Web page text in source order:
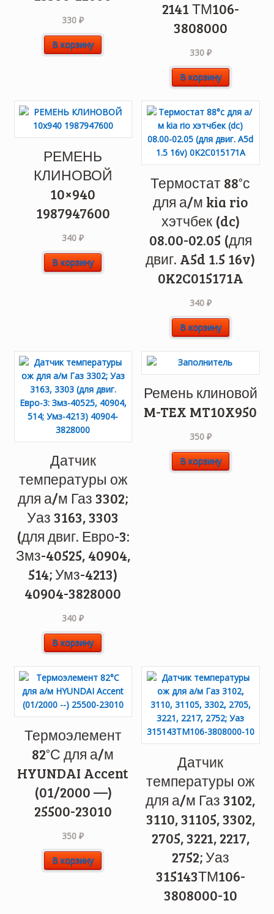
330₽
В корзину
2141 ТМ106-
3808000
330 ₽
В корзину
РЕМЕНЬ
КЛИНОВОЙ
10×940
1987947600
340₽
В корзину
Термостат 88°с
для а/м kia rio
хэтчбек (dc)
08.00-02.05 (для
двиг. A5d 1.5 16v)
0K2C015171A
340 ₽
В корзину
Датчик
температуры ож
для а/м Газ 3302;
Уаз 3163, 3303
(для двиг. Евро-3:
Змз-40525, 40904,
514; Умз-4213)
40904-3828000
340₽
В корзину
Ремень клиновой
M-TEX MT10X950
350 ₽
В корзину
Термоэлемент
82°С для а/м
HYUNDAI Accent
(01/2000 —)
25500-23010
350₽
В корзину
Датчик
температуры ож
для а/м Газ 3102,
3110, 31105, 3302,
2705, 3221, 2217,
2752; Уаз
315143ТМ106-
3808000-10